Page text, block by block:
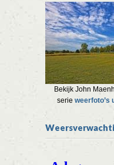
Bekijk John
serie weerfoto’s